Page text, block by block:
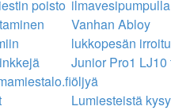
poisto
Vanhan Abloy
lukkopesän
Junior Pro1 LJ10
öljyä
Lumiesteistä